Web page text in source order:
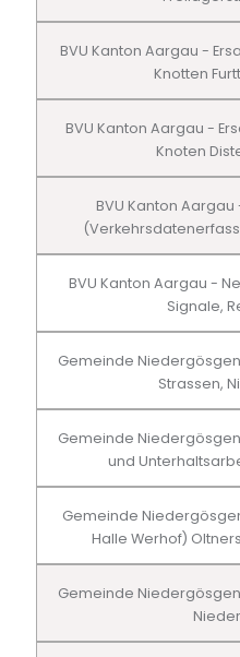
BVU Kanton Aargau -
Knotten
BVU Kanton Aargau -
Knoten
BVU Kanton
BVU Kanton Aargau -
Signale,
Gemeinde
Strassen,
Gemeinde
und
Gemeinde
Halle Werhof)
Gemeinde